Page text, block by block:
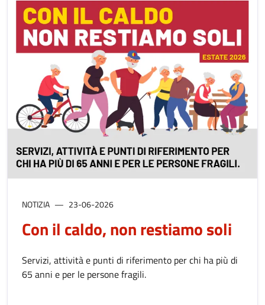
NOTIZIA 23-06-2026
Con il caldo, non restiamo soli
Servizi, attività e punti di riferimento per chi ha più di
65 anni e per le persone fragili.